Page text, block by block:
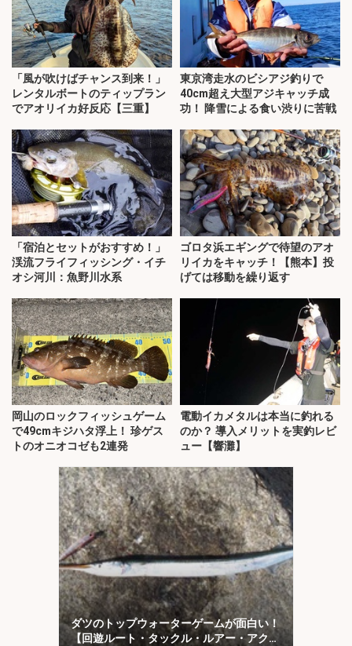
「風が吹けばチャンス到来！」
レンタルボートのティップラン
でアオリイカ好反応【三重】
東京湾走水のビシアジ釣りで
40cm超え大型アジキャッチ成
功！ 降雪による食い渋りに苦戦
「宿泊とセットがおすすめ！」
渓流フライフィッシング・イチ
オシ河川：魚野川水系
ゴロタ浜エギングで待望のアオ
リイカをキャッチ！【熊本】投
げては移動を繰り返す
岡山のロックフィッシュゲーム
で49cmキジハタ浮上！ 珍ゲス
トのオニオコゼも2連発
電動イカメタルは本当に釣れる
のか？ 導入メリットを実釣レビ
ュー【響灘】
ダツのトップウォーターゲームが面白い！
【回遊ルート・タックル・ルアー・アクシ